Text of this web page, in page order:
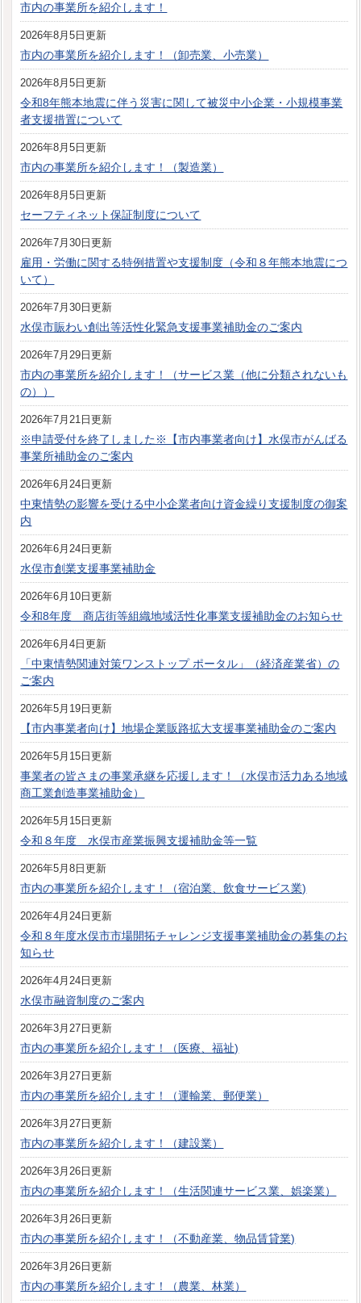
市内の事業所を紹介します！
2026年8月5日更新
市内の事業所を紹介します！（卸売業、小売業）
2026年8月5日更新
令和8年熊本地震に伴う災害に関して被災中小企業・小規模事業
者支援措置について
2026年8月5日更新
市内の事業所を紹介します！（製造業）
2026年8月5日更新
セーフティネット保証制度について
2026年7月30日更新
雇用・労働に関する特例措置や支援制度（令和８年熊本地震につ
いて）
2026年7月30日更新
水俣市賑わい創出等活性化緊急支援事業補助金のご案内
2026年7月29日更新
市内の事業所を紹介します！（サービス業（他に分類されないも
の））
2026年7月21日更新
※申請受付を終了しました※【市内事業者向け】水俣市がんばる
事業所補助金のご案内
2026年6月24日更新
中東情勢の影響を受ける中小企業者向け資金繰り支援制度の御案
内
2026年6月24日更新
水俣市創業支援事業補助金
2026年6月10日更新
令和8年度 商店街等組織地域活性化事業支援補助金のお知らせ
2026年6月4日更新
「中東情勢関連対策ワンストップ ポータル」（経済産業省）の
ご案内
2026年5月19日更新
【市内事業者向け】地場企業販路拡大支援事業補助金のご案内
2026年5月15日更新
事業者の皆さまの事業承継を応援します！（水俣市活力ある地域
商工業創造事業補助金）
2026年5月15日更新
令和８年度 水俣市産業振興支援補助金等一覧
2026年5月8日更新
市内の事業所を紹介します！（宿泊業、飲食サービス業)
2026年4月24日更新
令和８年度水俣市市場開拓チャレンジ支援事業補助金の募集のお
知らせ
2026年4月24日更新
水俣市融資制度のご案内
2026年3月27日更新
市内の事業所を紹介します！（医療、福祉)
2026年3月27日更新
市内の事業所を紹介します！（運輸業、郵便業）
2026年3月27日更新
市内の事業所を紹介します！（建設業）
2026年3月26日更新
市内の事業所を紹介します！（生活関連サービス業、娯楽業）
2026年3月26日更新
市内の事業所を紹介します！（不動産業、物品賃貸業)
2026年3月26日更新
市内の事業所を紹介します！（農業、林業）